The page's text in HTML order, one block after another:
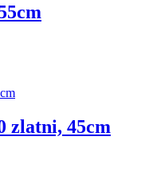
zlatni, 45cm